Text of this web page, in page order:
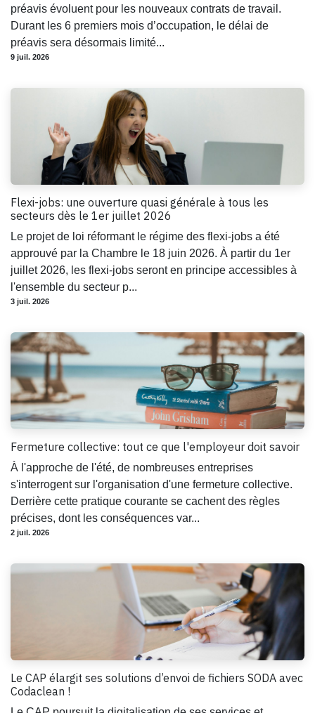
préavis évoluent pour les nouveaux contrats de travail.
Durant les 6 premiers mois d’occupation, le délai de
préavis sera désormais limité...
9 juil. 2026
Flexi-jobs: une ouverture quasi générale à tous les
secteurs dès le 1er juillet 2026
Le projet de loi réformant le régime des flexi-jobs a été
approuvé par la Chambre le 18 juin 2026. À partir du 1er
juillet 2026, les flexi-jobs seront en principe accessibles à
l'ensemble du secteur p...
3 juil. 2026
Fermeture collective: tout ce que l'employeur doit savoir
À l'approche de l'été, de nombreuses entreprises
s'interrogent sur l'organisation d'une fermeture collective.
Derrière cette pratique courante se cachent des règles
précises, dont les conséquences var...
2 juil. 2026
Le CAP élargit ses solutions d’envoi de fichiers SODA avec
Codaclean !